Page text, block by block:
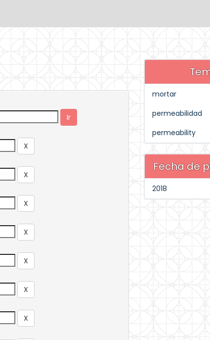
mortar
permeabilidad
permeability
Fecha de
2018